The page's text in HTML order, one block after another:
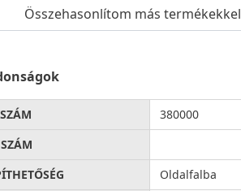
Összehasonlítom más termékekkel
380000
Oldalfalba